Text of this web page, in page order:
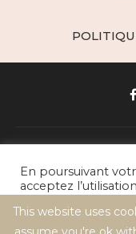
This website uses
En poursuivant
acceptez